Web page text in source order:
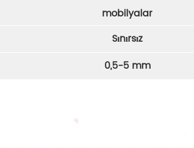
mobilyalar
Sınırsız
0,5-5 mm